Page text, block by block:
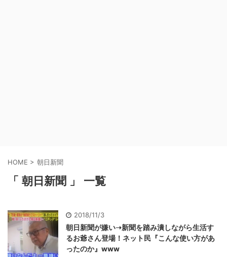
HOME > 朝日新聞
「 朝日新聞 」 一覧
2018/11/3
朝日新聞が嫌い➝新聞を踏み潰しながら生活す
るお爺さん登場！ネット民『こんな使い方があ
ったのか』www